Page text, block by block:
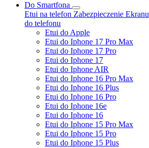
Do Smartfona
Etui na telefon Zabezpieczenie Ekranu
do telefonu
Etui do Apple
Etui do Iphone 17 Pro Max
Etui do Iphone 17 Pro
Etui do Iphone 17
Etui do Iphone AIR
Etui do Iphone 16 Pro Max
Etui do Iphone 16 Plus
Etui do Iphone 16 Pro
Etui do Iphone 16e
Etui do Iphone 16
Etui do Iphone 15 Pro Max
Etui do Iphone 15 Pro
Etui do Iphone 15 Plus